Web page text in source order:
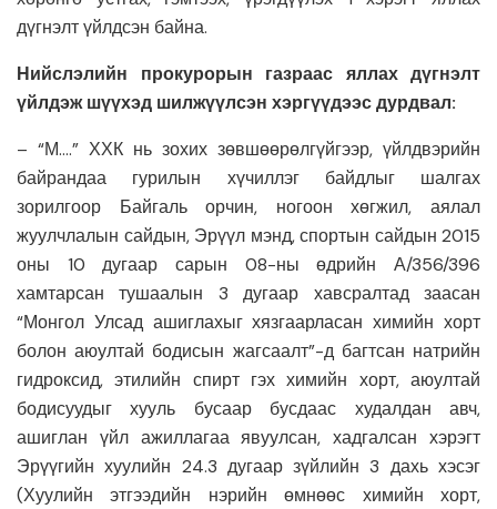
дүгнэлт үйлдсэн байна.
Нийслэлийн прокурорын газраас яллах дүгнэлт
үйлдэж шүүхэд шилжүүлсэн хэргүүдээс дурдвал:
– “М….” ХХК нь зохих зөвшөөрөлгүйгээр, үйлдвэрийн
байрандаа гурилын хүчиллэг байдлыг шалгах
зорилгоор Байгаль орчин, ногоон хөгжил, аялал
жуулчлалын сайдын, Эрүүл мэнд, спортын сайдын 2015
оны 10 дугаар сарын 08-ны өдрийн А/356/396
хамтарсан тушаалын 3 дугаар хавсралтад заасан
“Монгол Улсад ашиглахыг хязгаарласан химийн хорт
болон аюултай бодисын жагсаалт”-д багтсан натрийн
гидроксид, этилийн спирт гэх химийн хорт, аюултай
бодисуудыг хууль бусаар бусдаас худалдан авч,
ашиглан үйл ажиллагаа явуулсан, хадгалсан хэрэгт
Эрүүгийн хуулийн 24.3 дугаар зүйлийн 3 дахь хэсэг
(Хуулийн этгээдийн нэрийн өмнөөс химийн хорт,